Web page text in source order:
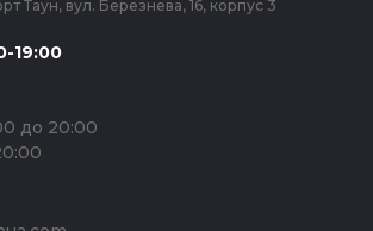
Таун, вул. Березнева, 16, корпус 3
19:00
до 20:00